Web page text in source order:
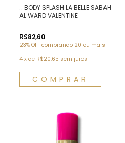
.. BODY SPLASH LA BELLE SABAH
AL WARD VALENTINE
R$82,60
23% OFF comprando 20 ou mais
4 x de R$20,65 sem juros